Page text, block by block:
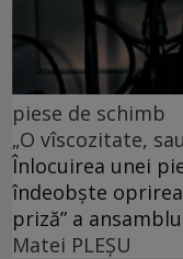
piese de schimb
„O vîscozitate,
Înlocuirea unei
îndeobște
priză” a
Matei PLEŞU